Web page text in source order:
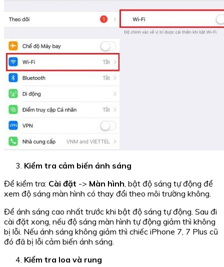
Kiểm tra cảm biến ánh sáng
Để kiểm tra: Cài đặt -> Màn hình, bật độ sáng tự động để
xem độ sáng màn hình có thay đổi theo môi trường không.
Để ánh sáng cao nhất trước khi bật độ sáng tự động. Sau đi
cài đặt xong, nếu độ sáng màn hình tự động giảm thì không
bị lỗi. Nếu ánh sáng không giảm thì chiếc iPhone 7, 7 Plus cũ
đó đã bị lỗi cảm biến ánh sáng.
Kiểm tra loa và rung